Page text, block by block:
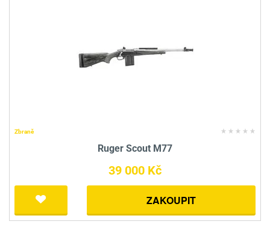
Zbraně
Ruger Scout M77
39 000 Kč
ZAKOUPIT